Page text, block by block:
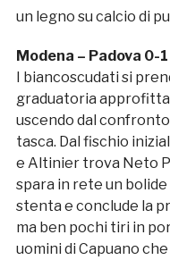
un legno su calcio di
Modena – Padova 0-1
I biancoscudati si
graduatoria
uscendo dal
tasca. Dal fischio
e Altinier trova Neto
spara in rete un bolide
stenta e conclude la
ma ben pochi tiri in
uomini di Capuano